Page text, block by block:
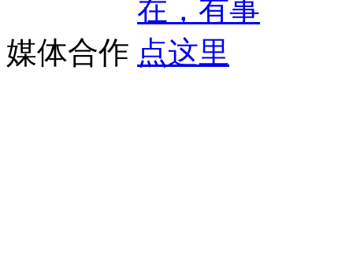
媒体合作